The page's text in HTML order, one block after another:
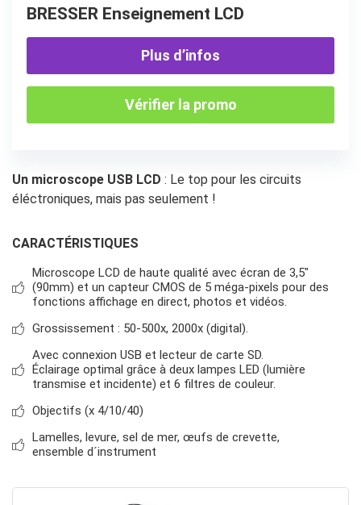
BRESSER Enseignement LCD
Plus d’infos
Vérifier la promo
Un microscope USB LCD : Le top pour les circuits
éléctroniques, mais pas seulement !
CARACTÉRISTIQUES
Microscope LCD de haute qualité avec écran de 3,5″
(90mm) et un capteur CMOS de 5 méga-pixels pour des
fonctions affichage en direct, photos et vidéos.
Grossissement : 50-500x, 2000x (digital).
Avec connexion USB et lecteur de carte SD.
Éclairage optimal grâce à deux lampes LED (lumière
transmise et incidente) et 6 filtres de couleur.
Objectifs (x 4/10/40)
Lamelles, levure, sel de mer, œufs de crevette,
ensemble d´instrument